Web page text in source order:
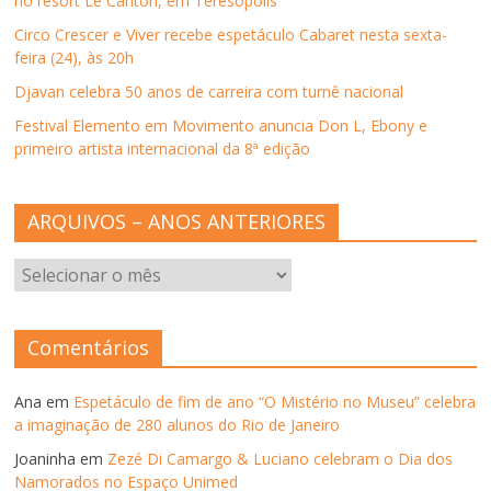
Circo Crescer e Viver recebe espetáculo Cabaret nesta sexta-
feira (24), às 20h
Djavan celebra 50 anos de carreira com turnê nacional
Festival Elemento em Movimento anuncia Don L, Ebony e
primeiro artista internacional da 8ª edição
ARQUIVOS – ANOS ANTERIORES
ARQUIVOS
–
ANTERIORES
Comentários
Ana em Espetáculo de fim de ano “O Mistério no Museu” celebra
a imaginação de 280 alunos do Rio de Janeiro
Joaninha em Zezé Di Camargo & Luciano celebram o Dia dos
Namorados no Espaço Unimed